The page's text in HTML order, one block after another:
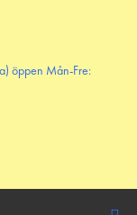
öppen Mån-Fre: